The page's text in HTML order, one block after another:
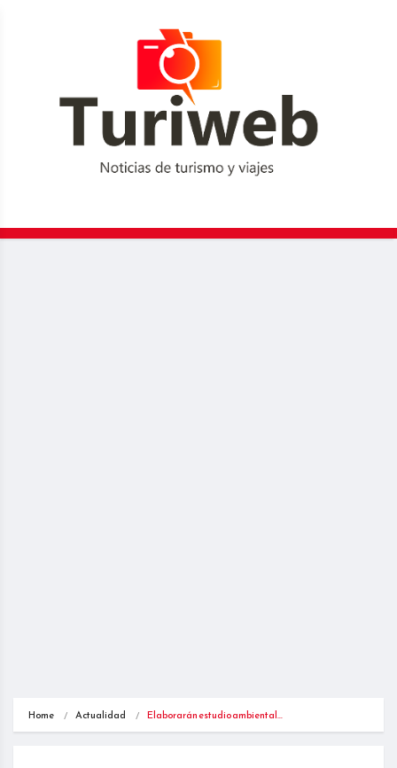
Home Actualidad Elaborarán estudio ambiental…